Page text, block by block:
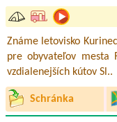
Známe letovisko
pre obyvateľov mesta
vzdialenejších kútov Sl..
Schránka